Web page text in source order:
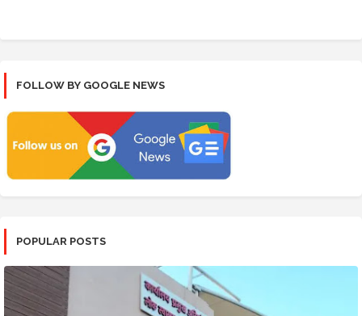
FOLLOW BY GOOGLE NEWS
POPULAR POSTS